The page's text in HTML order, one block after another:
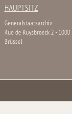
HAUPTSITZ
Generalstaatsarchiv
Rue de Ruysbroeck 2 - 1000
Brüssel